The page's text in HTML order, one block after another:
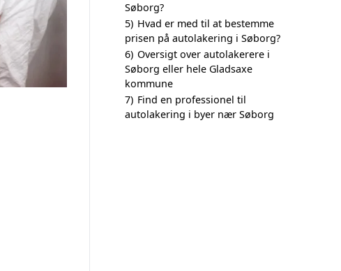
Søborg?
5) Hvad er med til at bestemme
prisen på autolakering i Søborg?
6) Oversigt over autolakerere i
Søborg eller hele Gladsaxe
kommune
7) Find en professionel til
autolakering i byer nær Søborg